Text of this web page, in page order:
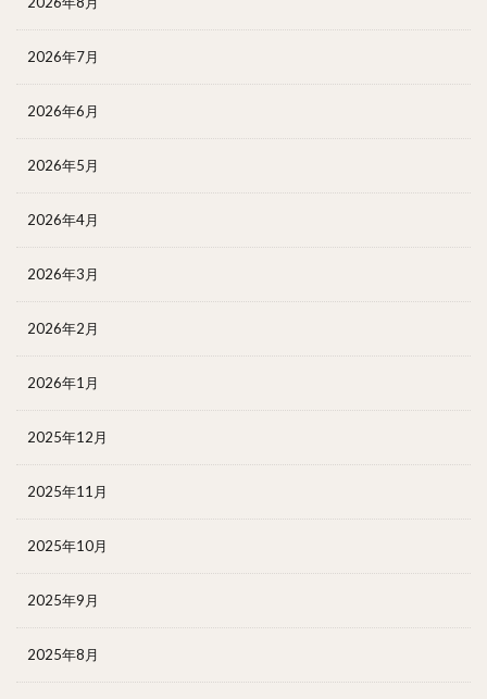
2026年7月
2026年6月
2026年5月
2026年4月
2026年3月
2026年2月
2026年1月
2025年12月
2025年11月
2025年10月
2025年9月
2025年8月